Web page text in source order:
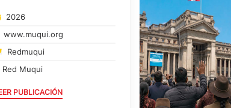
2026
www.muqui.org
Redmuqui
Red Muqui
PUBLICACIÓN